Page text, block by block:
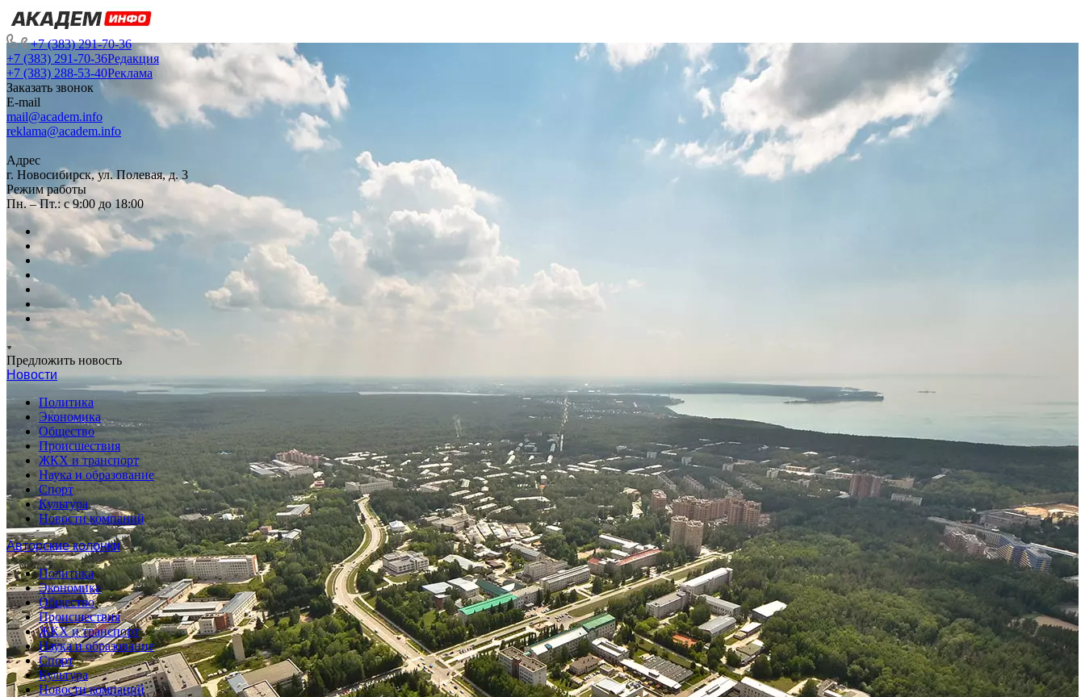
+7 (383) 291-70-36
+7 (383) 291-70-36Редакция
+7 (383) 288-53-40Реклама
Заказать звонок
E-mail
mail@academ.info
reklama@academ.info
Адрес
г. Новосибирск, ул. Полевая, д. 3
Режим работы
Пн. – Пт.: с 9:00 до 18:00
Предложить новость
Новости
Политика
Экономика
Общество
Происшествия
ЖКХ и транспорт
Наука и образование
Спорт
Культура
Новости компаний
Авторские колонки
Политика
Экономика
Общество
Происшествия
ЖКХ и транспорт
Наука и образование
Спорт
Культура
Новости компаний